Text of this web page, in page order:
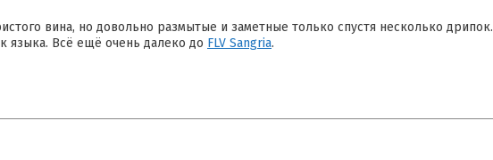
вина, но довольно размытые и заметные только спустя несколько дрипок.
языка. Всё ещё очень далеко до FLV Sangria.